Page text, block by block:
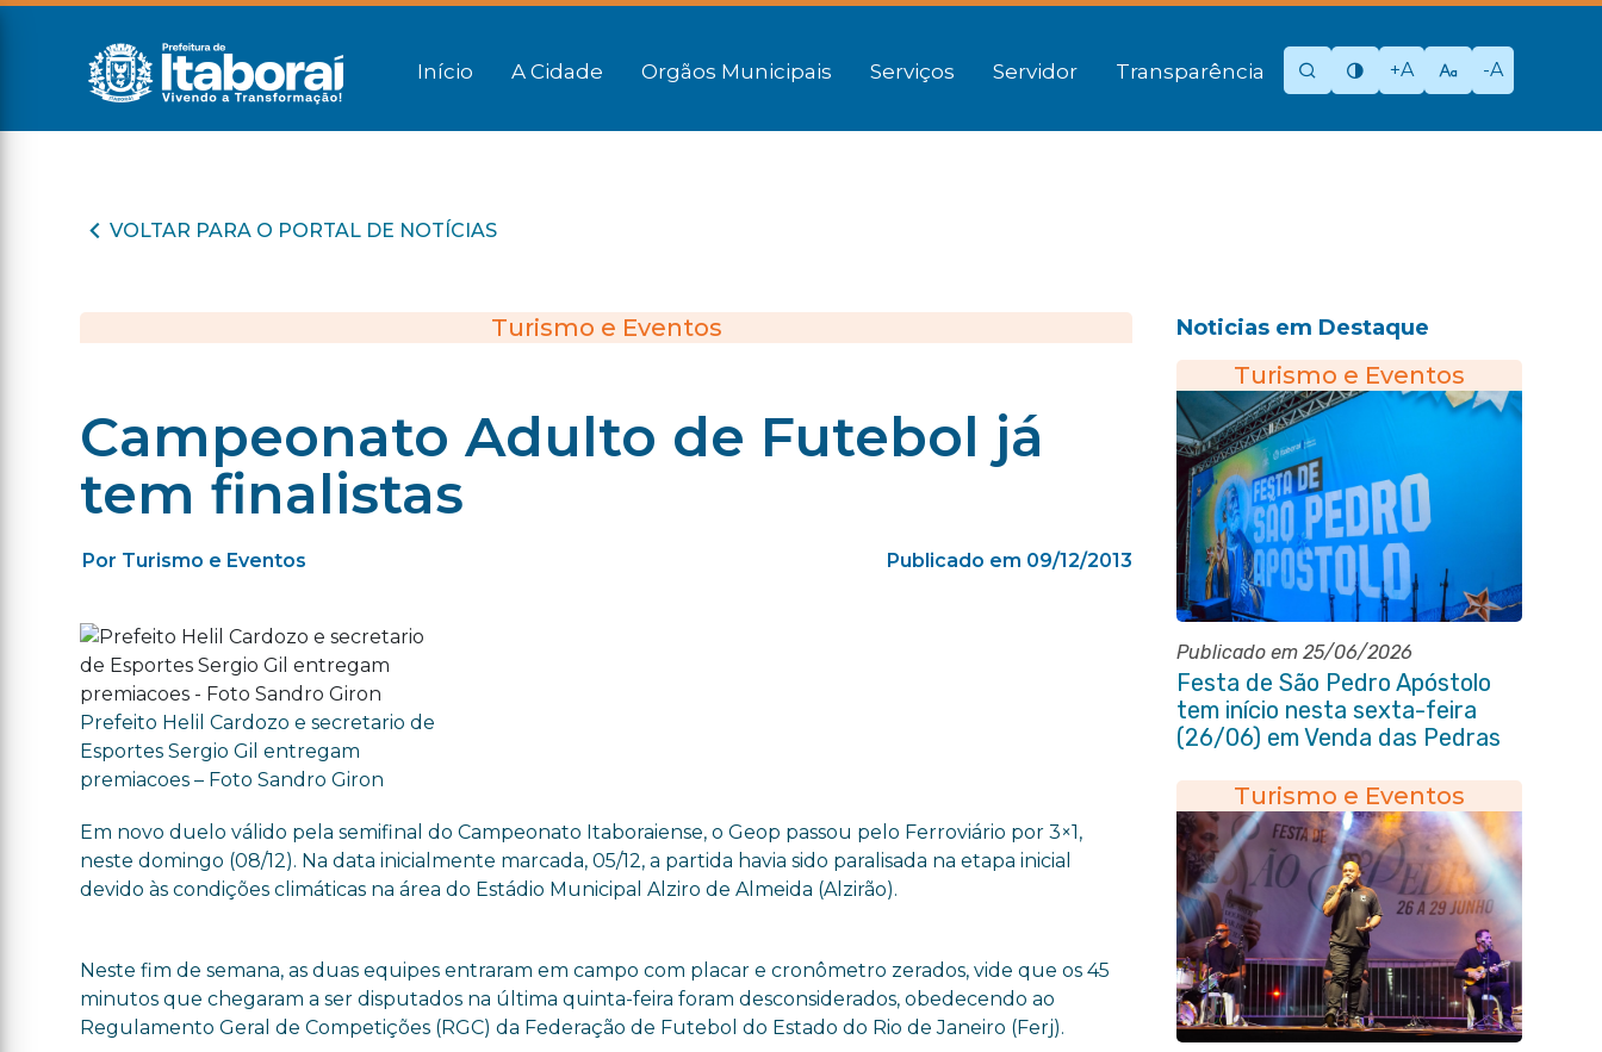
Início A Cidade Orgãos Municipais Serviços Servidor Transparência +A -A
VOLTAR PARA O PORTAL DE NOTÍCIAS
Turismo e Eventos
Campeonato Adulto de Futebol já
tem finalistas
Por Turismo e Eventos Publicado em 09/12/2013
Prefeito Helil Cardozo e secretario de
Esportes Sergio Gil entregam
premiacoes – Foto Sandro Giron
Em novo duelo válido pela semifinal do Campeonato Itaboraiense, o Geop passou pelo Ferroviário por 3×1,
neste domingo (08/12). Na data inicialmente marcada, 05/12, a partida havia sido paralisada na etapa inicial
devido às condições climáticas na área do Estádio Municipal Alziro de Almeida (Alzirão).
Neste fim de semana, as duas equipes entraram em campo com placar e cronômetro zerados, vide que os 45
minutos que chegaram a ser disputados na última quinta-feira foram desconsiderados, obedecendo ao
Regulamento Geral de Competições (RGC) da Federação de Futebol do Estado do Rio de Janeiro (Ferj).
Noticias em Destaque
Turismo e Eventos
Publicado em 25/06/2026
Festa de São Pedro Apóstolo
tem início nesta sexta-feira
(26/06) em Venda das Pedras
Turismo e Eventos